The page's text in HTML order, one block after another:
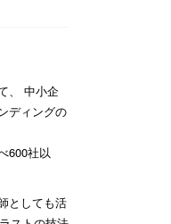
、 中小企
ディングの
600社以
としても活